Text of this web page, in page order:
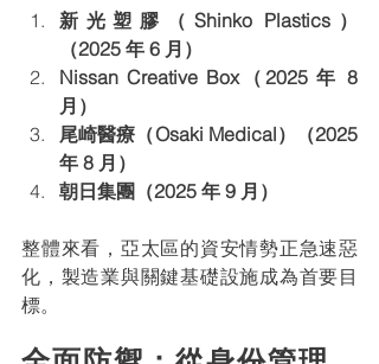
新光塑膠（Shinko Plastics）
（2025 年 6 月）
Nissan Creative Box（2025 年 8
月）
尾崎醫療（Osaki Medical）（2025
年 8 月）
朝日集團（2025 年 9 月）
整體來看，亞太區的資安情勢正急速惡
化，製造業與關鍵基礎設施成為首要目
標。